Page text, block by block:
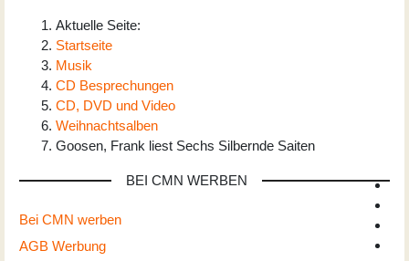
Aktuelle Seite:
Startseite
Musik
CD Besprechungen
CD, DVD und Video
Weihnachtsalben
Goosen, Frank liest Sechs Silbernde Saiten
BEI CMN WERBEN
Bei CMN werben
AGB Werbung